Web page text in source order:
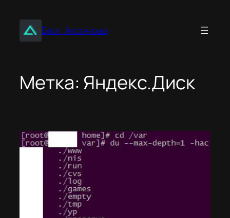
содержимомуБлог Аксенова
Метка: Яндекс.Диск